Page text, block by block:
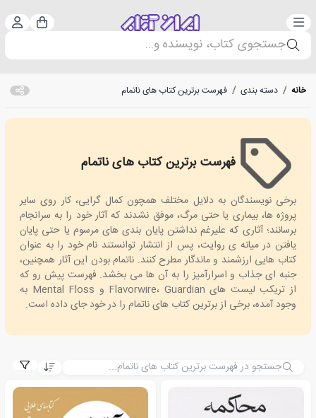
دسته‌بندی سبد
جستجوی کتاب، نویسنده و...
خانه / دسته بندی / فهرست برترین کتاب های ناتمام
فهرست برترین کتاب های ناتمام
Best Unfinished Books
برخی نویسندگان به دلایل مختلف همچون کمال گرایی، کار روی سایر
پروژه ها، بیماری یا حتی مرگ، موفق نشدند که آثار خود را به سرانجام
برسانند؛ آثاری که علیرغم نداشتن پایان بندی های مرسوم یا حتی پایان
یافتن در میانه ی روایت، پس از انتشار توانستند نام خود را به عنوان
کتاب هایی ارزشمند و ماندگار مطرح کنند. ناتمام بودن این آثار همچنین،
جنبه ای جذاب و اسرارآمیز را به آن ها می بخشد. فهرست پیش رو که
از تریکب لیست های Flavorwire، Guardian و Mental Floss به
وجود آمده، برخی از برترین کتاب های ناتمام را در خود جای داده است.